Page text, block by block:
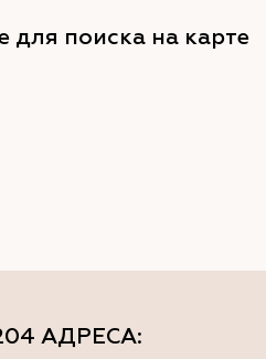
АДРЕСА:
для поиска на карте